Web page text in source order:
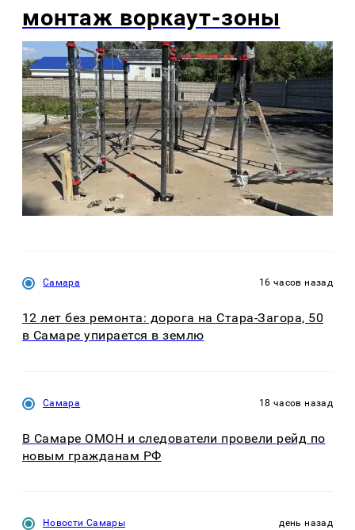
монтаж воркаут-зоны
Самара 16 часов назад
12 лет без ремонта: дорога на Стара-Загора, 50
в Самаре упирается в землю
Самара 18 часов назад
В Самаре ОМОН и следователи провели рейд по
новым гражданам РФ
Новости Самары день назад